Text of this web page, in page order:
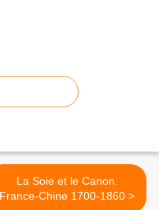
La Soie et le Canon.
France-Chine 1700-1860 >